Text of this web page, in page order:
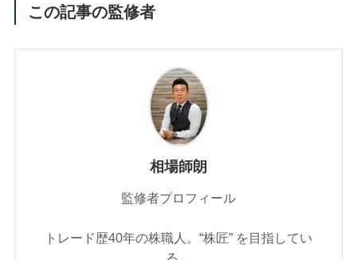
この記事の監修者
相場師朗
監修者プロフィール
トレード歴40年の株職人。“株匠” を目指してい